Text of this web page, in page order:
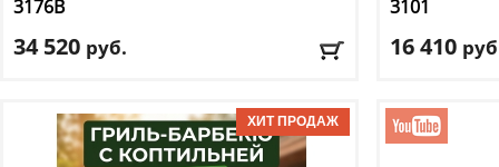
3176В
34 520 руб.
Ширина: 300
Высота: 250 см
: белый
3101
16 410
Ширина
Высота